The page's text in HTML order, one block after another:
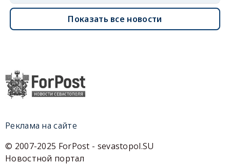
Показать все новости
Реклама на сайте
© 2007-2025 ForPost - sevastopol.SU
Новостной портал